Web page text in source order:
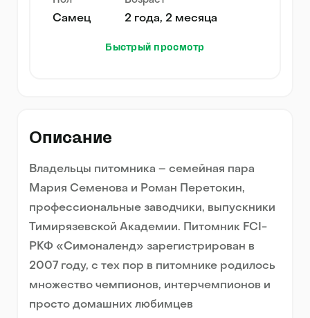
Самец 2 года, 2 месяца
Быстрый просмотр
Описание
Владельцы питомника – семейная пара
Мария Семенова и Роман Перетокин,
профессиональные заводчики, выпускники
Тимирязевской Академии. Питомник FCI-
РКФ «Симоналенд» зарегистрирован в
2007 году, с тех пор в питомнике родилось
множество чемпионов, интерчемпионов и
просто домашних любимцев